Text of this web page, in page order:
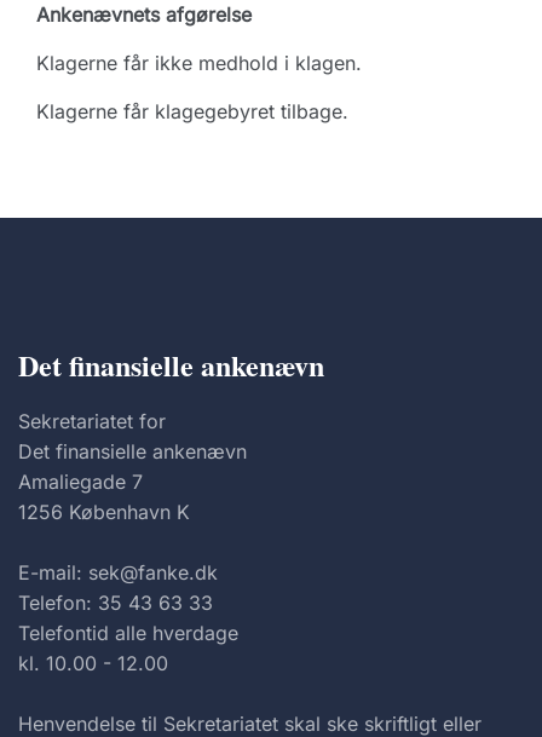
Ankenævnets afgørelse
Klagerne får ikke medhold i klagen.
Klagerne får klagegebyret tilbage.
Det finansielle ankenævn
Sekretariatet for
Det finansielle ankenævn
Amaliegade 7
1256 København K
E-mail: sek@fanke.dk
Telefon: 35 43 63 33
Telefontid alle hverdage
kl. 10.00 - 12.00
Henvendelse til Sekretariatet skal ske skriftligt eller